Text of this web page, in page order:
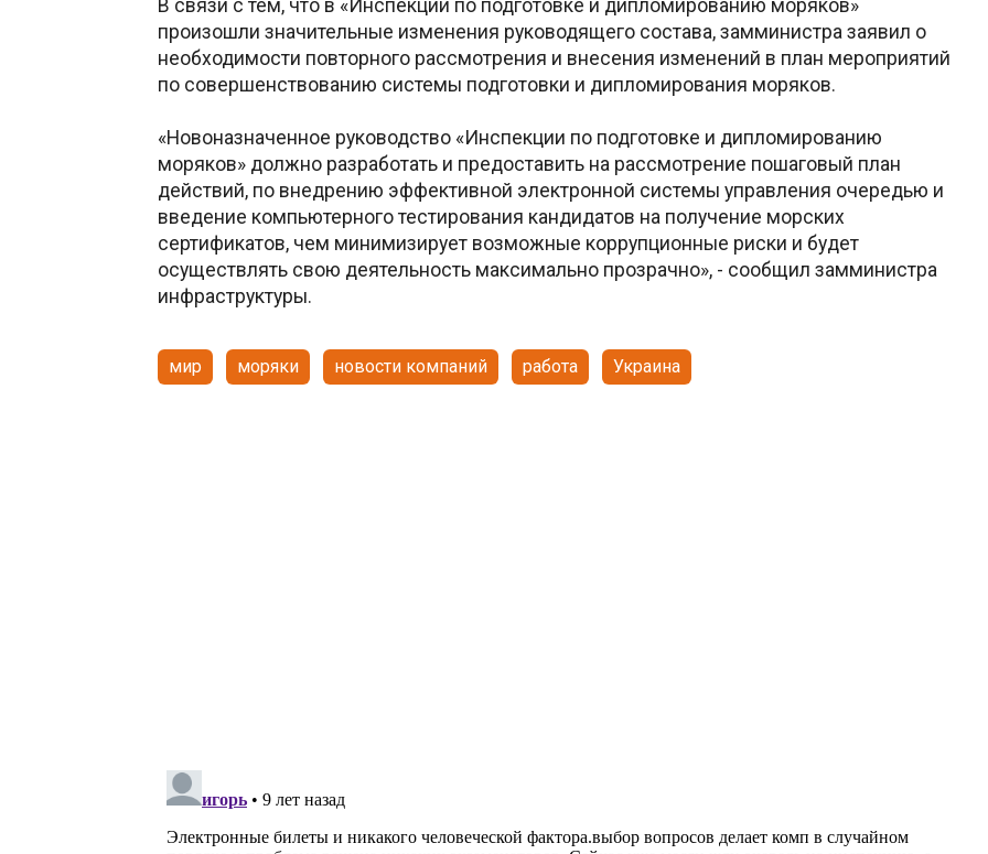
В связи с тем, что в «Инспекции по подготовке и дипломированию моряков»
произошли значительные изменения руководящего состава, замминистра заявил о
необходимости повторного рассмотрения и внесения изменений в план мероприятий
по совершенствованию системы подготовки и дипломирования моряков.
«Новоназначенное руководство «Инспекции по подготовке и дипломированию
моряков» должно разработать и предоставить на рассмотрение пошаговый план
действий, по внедрению эффективной электронной системы управления очередью и
введение компьютерного тестирования кандидатов на получение морских
сертификатов, чем минимизирует возможные коррупционные риски и будет
осуществлять свою деятельность максимально прозрачно», - сообщил замминистра
инфраструктуры.
мир моряки новости компаний работа Украина